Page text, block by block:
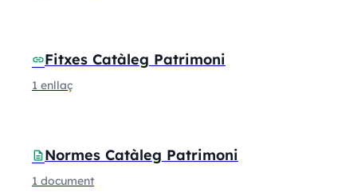
linkFitxes Catàleg Patrimoni
1 enllaç
descriptionNormes Catàleg Patrimoni
1 document